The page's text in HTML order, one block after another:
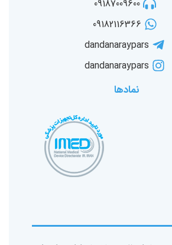
09187009600
09182116366
dandanaraypars
dandanaraypars
نمادها